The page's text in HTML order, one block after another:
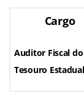
Cargo
Auditor Fiscal do
Tesouro Estadual